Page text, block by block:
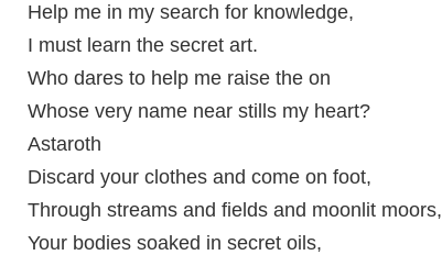
Help me in my search for knowledge,
I must learn the secret art.
Who dares to help me raise the on
Whose very name near stills my heart?
Astaroth
Discard your clothes and come on foot,
Through streams and fields and moonlit moors,
Your bodies soaked in secret oils,
automático